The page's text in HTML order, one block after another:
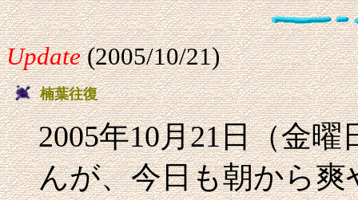
Update(2005/10/21)
楠葉往復
2005年10月21日（金
んが、今日も朝から